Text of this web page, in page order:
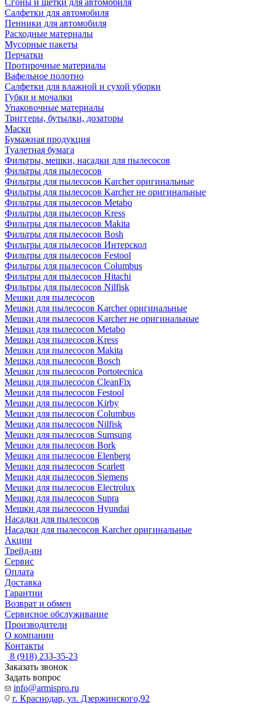
Сгоны и щетки для автомобиля
Салфетки для автомобиля
Пенники для автомобиля
Расходные материалы
Мусорные пакеты
Перчатки
Протирочные материалы
Вафельное полотно
Салфетки для влажной и сухой уборки
Губки и мочалки
Упаковочные материалы
Триггеры, бутылки, дозаторы
Маски
Бумажная продукция
Туалетная бумага
Фильтры, мешки, насадки для пылесосов
Фильтры для пылесосов
Фильтры для пылесосов Karcher оригинальные
Фильтры для пылесосов Karcher не оригинальные
Фильтры для пылесосов Metabo
Фильтры для пылесосов Kress
Фильтры для пылесосов Makita
Фильтры для пылесосов Bosh
Фильтры для пылесосов Интерскол
Фильтры для пылесосов Festool
Фильтры для пылесосов Columbus
Фильтры для пылесосов Hitachi
Фильтры для пылесосов Nilfisk
Мешки для пылесосов
Мешки для пылесосов Karcher оригинальные
Мешки для пылесосов Karcher не оригинальные
Мешки для пылесосов Metabo
Мешки для пылесосов Kress
Мешки для пылесосов Makita
Мешки для пылесосов Bosch
Мешки для пылесосов Portotecnica
Мешки для пылесосов CleanFix
Мешки для пылесосов Festool
Мешки для пылесосов Kirby
Мешки для пылесосов Columbus
Мешки для пылесосов Nilfisk
Мешки для пылесосов Sumsung
Мешки для пылесосов Bork
Мешки для пылесосов Elenberg
Мешки для пылесосов Scarlett
Мешки для пылесосов Siemens
Мешки для пылесосов Electrolux
Мешки для пылесосов Supra
Мешки для пылесосов Hyundai
Насадки для пылесосов
Насадки для пылесосов Karcher оригинальные
Акции
Трейд-ин
Сервис
Оплата
Доставка
Гарантии
Возврат и обмен
Сервисное обслуживание
Производители
О компании
Контакты
8 (918) 233-35-23
Заказать звонок
Задать вопрос
info@armispro.ru
г. Краснодар, ул. Дзержинского,92